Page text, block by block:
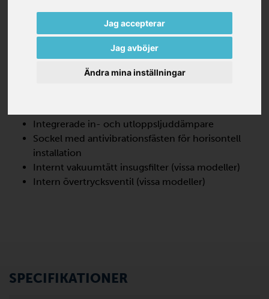
Jag accepterar
Jag avböjer
Ändra mina inställningar
SV 201/1
SIDKANALSKOMPRESSOR, ENSTEGS
SV 201/1 är en dynamisk pump som erbjuder hög
prestanda med 100 % olje- och beröringsfri drift. Dessa
sidkanalfläktar är mycket effektiva och kräver minimalt
Integrerade in- och utloppsljuddämpare
Sockel med antivibrationsfästen för horisontell
installation
Internt vakuumtätt insugsfilter (vissa modeller)
Intern övertrycksventil (vissa modeller)
SPECIFIKATIONER